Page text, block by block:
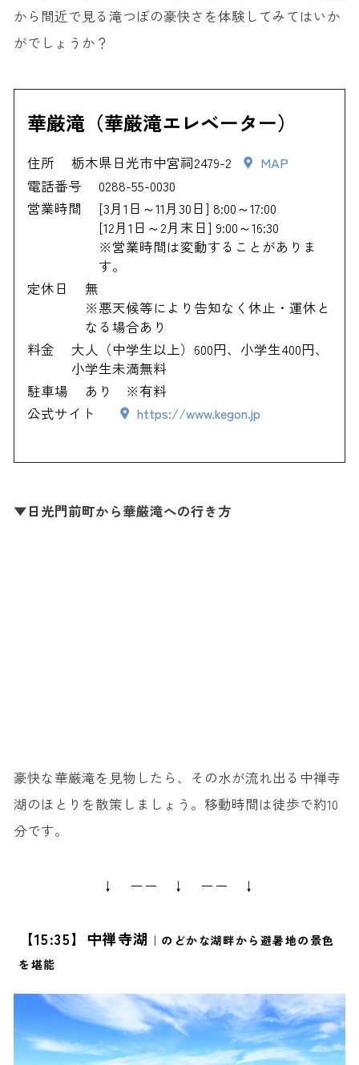
から間近で見る滝つぼの豪快さを体験してみてはいか
がでしょうか？
華厳滝（華厳滝エレベーター）
住所 栃木県日光市中宮祠2479-2
MAP
電話番号
0288-55-0030
営業時間
[3月1日～11月30日] 8:00～17:00
[12月1日～2月末日] 9:00～16:30
※営業時間は変動することがありま
す。
定休日
無
※悪天候等により告知なく休止・運休と
なる場合あり
料金
大人（中学生以上）600円、小学生400円、
小学生未満無料
駐車場
あり ※有料
公式サイト
https://www.kegon.jp
▼日光門前町から華厳滝への行き方
豪快な華厳滝を見物したら、その水が流れ出る中禅寺
湖のほとりを散策しましょう。移動時間は徒歩で約10
分です。
↓ ーー ↓ ーー ↓
【15:35】中禅寺湖 ｜のどかな湖畔から避暑地の景色
を堪能